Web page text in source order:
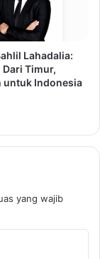
Lahadalia:
Timur,
untuk Indonesia
yang wajib